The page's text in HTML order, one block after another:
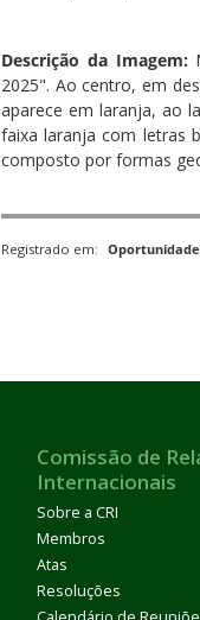
Descrição da Imagem:
2025". Ao centro, em
aparece em laranja, ao
faixa laranja com letras
composto por formas
Registrado em:
Comissão de
Internacionais
Sobre a CRI
Membros
Atas
Resoluções